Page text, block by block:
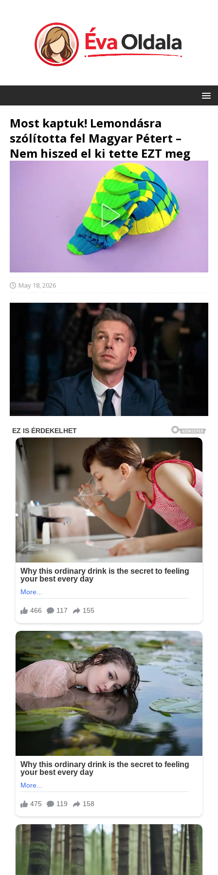
Most kaptuk! Lemondásra
szólította fel Magyar Pétert –
Nem hiszed el ki tette EZT meg
May 18, 2026